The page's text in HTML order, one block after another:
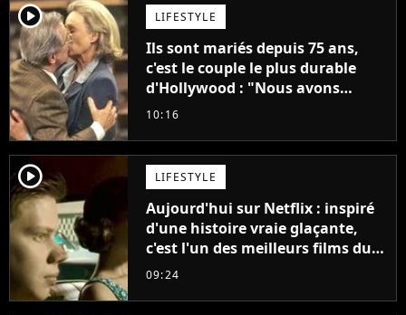
player2 LIFESTYLE
Ils sont mariés depuis 75 ans,
c'est le couple le plus durable
d'Hollywood : "Nous avons
avancé jour après jour, et les
décennies"
10:16
player2 LIFESTYLE
Aujourd'hui sur Netflix : inspiré
d'une histoire vraie glaçante,
c'est l'un des meilleurs films du
21ème siècle
09:24